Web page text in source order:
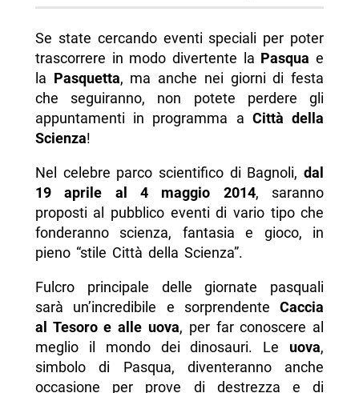
Se state cercando eventi speciali per poter
trascorrere in modo divertente la Pasqua e
la Pasquetta, ma anche nei giorni di festa
che seguiranno, non potete perdere gli
appuntamenti in programma a Città della
Scienza!
Nel celebre parco scientifico di Bagnoli,dal
19 aprile al 4 maggio 2014, saranno
proposti al pubblico eventi di vario tipo che
fonderanno scienza, fantasia e gioco, in
pieno “stile Città della Scienza”.
Fulcro principale delle giornate pasquali
sarà un’incredibile e sorprendenteCaccia
al Tesoro e alle uova, per far conoscere al
meglio il mondo dei dinosauri. Le uova,
simbolo di Pasqua, diventeranno anche
occasione per prove di destrezza e di